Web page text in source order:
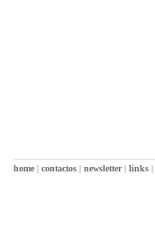
home | contactos | newsletter| links |